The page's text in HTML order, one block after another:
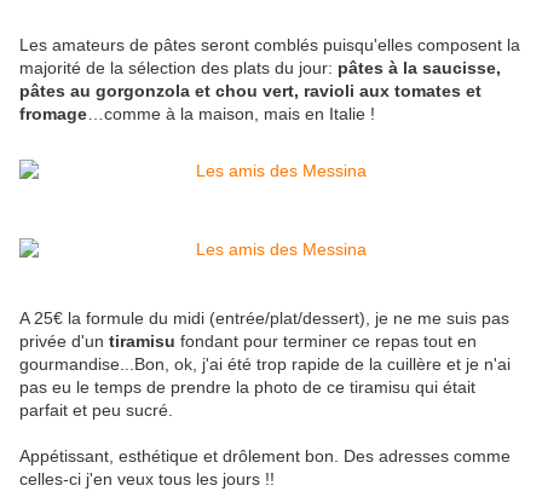
Les amateurs de pâtes seront comblés puisqu'elles composent la
majorité de la sélection des plats du jour: pâtes à la saucisse,
pâtes au gorgonzola et chou vert, ravioli aux tomates et
fromage …comme à la maison, mais en Italie !
A 25€ la formule du midi (entrée/plat/dessert), je ne me suis pas
privée d'un tiramisu fondant pour terminer ce repas tout en
gourmandise...Bon, ok, j'ai été trop rapide de la cuillère et je n'ai
pas eu le temps de prendre la photo de ce tiramisu qui était
parfait et peu sucré.
Appétissant, esthétique et drôlement bon. Des adresses comme
celles-ci j'en veux tous les jours !!